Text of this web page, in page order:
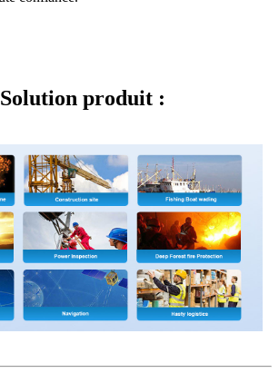
Solution produit :